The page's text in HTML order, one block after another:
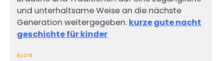
und unterhaltsame Weise an die nächste
Generation weitergegeben. kurze gute nacht
geschichte für kinder
BLOG